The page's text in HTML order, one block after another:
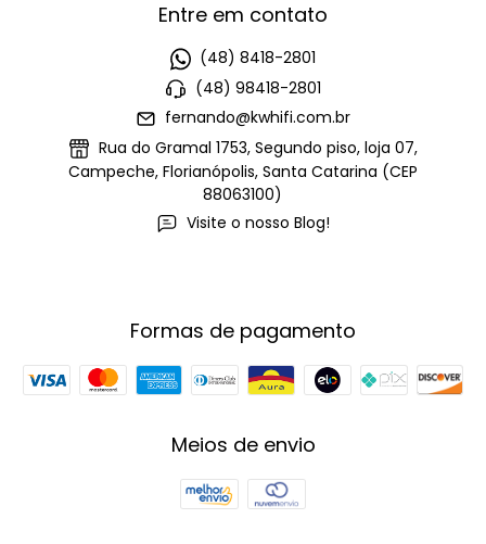
Entre em contato
(48) 8418-2801
(48) 98418-2801
fernando@kwhifi.com.br
Rua do Gramal 1753, Segundo piso, loja 07,
Campeche, Florianópolis, Santa Catarina (CEP
88063100)
Visite o nosso Blog!
Formas de pagamento
Meios de envio